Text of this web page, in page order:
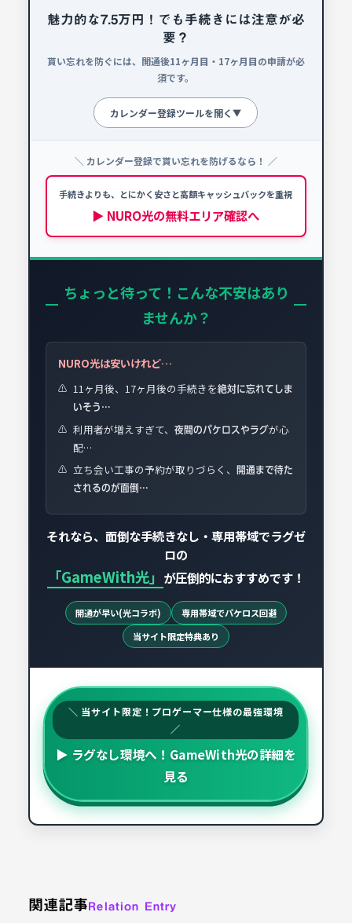
魅力的な7.5万円！でも手続きには注意が必
要？
貰い忘れを防ぐには、開通後11ヶ月目・17ヶ月目の申請が必
須です。
カレンダー登録ツールを開く▼
!
NURO光を契約する場合、以下の時期に必ず手続
📅 開通予定日を選択
＼ カレンダー登録で貰い忘れを防げるなら！ ／
手続きよりも、とにかく安さと高額キャッシュバックを重視
▶ NURO光の無料エリア確認へ
ちょっと待って！こんな不安はあり
ませんか？
NURO光は安いけれど…
⚠️ 11ヶ月後、17ヶ月後の手続きを絶対に忘れてしま
いそう…
⚠️ 利用者が増えすぎて、夜間のパケロスやラグが心
配…
⚠️ 立ち会い工事の予約が取りづらく、開通まで待た
されるのが面倒…
それなら、面倒な手続きなし・専用帯域でラグゼ
ロの
「GameWith光」 が圧倒的におすすめです！
開通が早い(光コラボ)
専用帯域でパケロス回避
当サイト限定特典あり
＼ 当サイト限定！プロゲーマー仕様の最強環境
／
▶ ラグなし環境へ！GameWith光の詳細を
見る
関連記事Relation Entry